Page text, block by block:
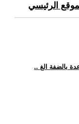
الرئيسي
بالضفة الغ